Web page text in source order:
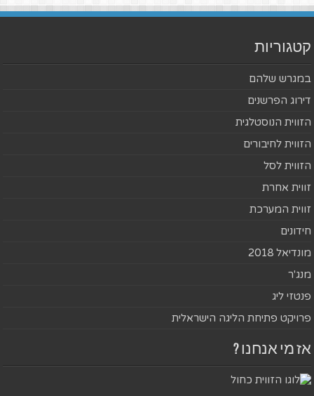
קטגוריות
במגרש שלהם
דירוג הפרשנים
הזווית הנוסטלגית
הזווית לחיבורים
הזווית לסל
זווית אחרת
זווית המערכת
חידונים
מונדיאל 2018
מנג'ר
פנטזי ליג
פרויקט פתיחת הליגה הישראלית
אז מי אנחנו ?